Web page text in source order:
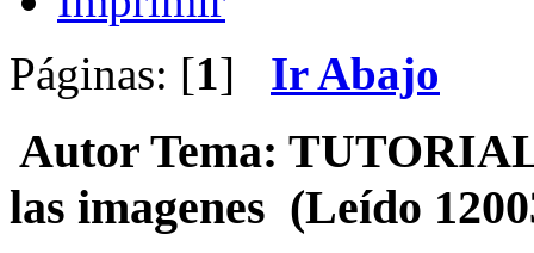
Páginas: [1] Ir Abajo
Autor Tema:
las imagenes (Leído